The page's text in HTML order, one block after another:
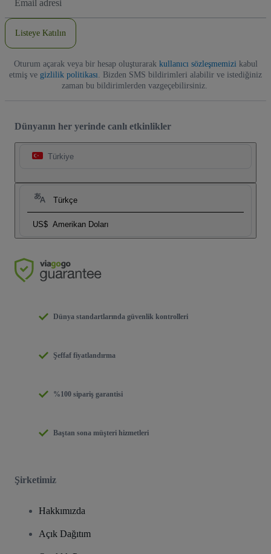
posta
Listeye Katılın
Oturum açarak veya bir hesap oluşturarak kullanıcı sözleşmemizi kabul
etmiş ve gizlilik politikası . Bizden SMS bildirimleri alabilir ve istediğiniz
zaman bu bildirimlerden vazgeçebilirsiniz.
Dünyanın her yerinde canlı etkinlikler
Türkiye
Türkçe
US$ Amerikan Doları
Dünya standartlarında güvenlik kontrolleri
Şeffaf fiyatlandırma
%100 sipariş garantisi
Baştan sona müşteri hizmetleri
Şirketimiz
Hakkımızda
Açık Dağıtım